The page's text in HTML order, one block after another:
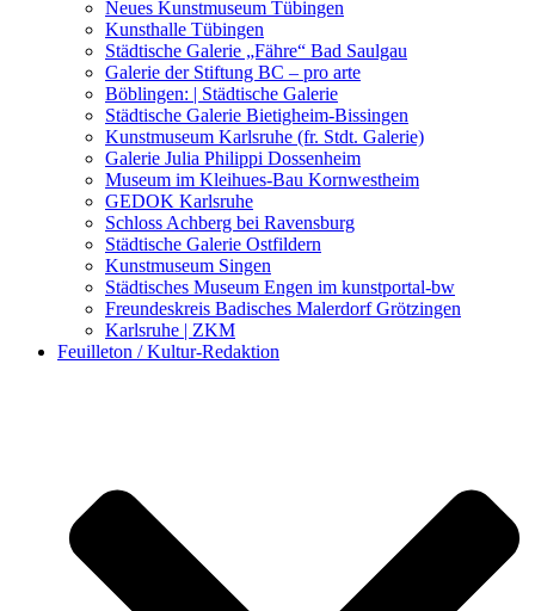
Kunstwettbewerbe, Ausschreibungen für Künstler
Neues Kunstmuseum Tübingen
Kunsthalle Tübingen
Städtische Galerie „Fähre“ Bad Saulgau
Galerie der Stiftung BC – pro arte
Böblingen: | Städtische Galerie
Städtische Galerie Bietigheim-Bissingen
Kunstmuseum Karlsruhe (fr. Stdt. Galerie)
Galerie Julia Philippi Dossenheim
Museum im Kleihues-Bau Kornwestheim
GEDOK Karlsruhe
Schloss Achberg bei Ravensburg
Städtische Galerie Ostfildern
Kunstmuseum Singen
Städtisches Museum Engen im kunstportal-bw
Freundeskreis Badisches Malerdorf Grötzingen
Karlsruhe | ZKM
Feuilleton / Kultur-Redaktion